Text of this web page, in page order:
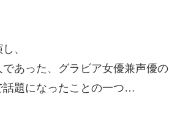
、
あった、グラビア女優兼声優の
話題になったことの一つ…